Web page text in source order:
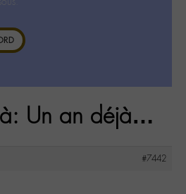
à: Un an déjà…
#7442